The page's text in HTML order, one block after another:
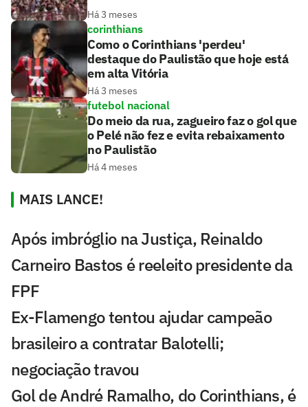
Há 3 meses
corinthians
Como o Corinthians 'perdeu'
destaque do Paulistão que hoje está
em alta Vitória
Há 3 meses
futebol nacional
Do meio da rua, zagueiro faz o gol que
o Pelé não fez e evita rebaixamento
no Paulistão
Há 4 meses
MAIS LANCE!
Após imbróglio na Justiça, Reinaldo
Carneiro Bastos é reeleito presidente da
FPF
Ex-Flamengo tentou ajudar campeão
brasileiro a contratar Balotelli;
negociação travou
Gol de André Ramalho, do Corinthians, é